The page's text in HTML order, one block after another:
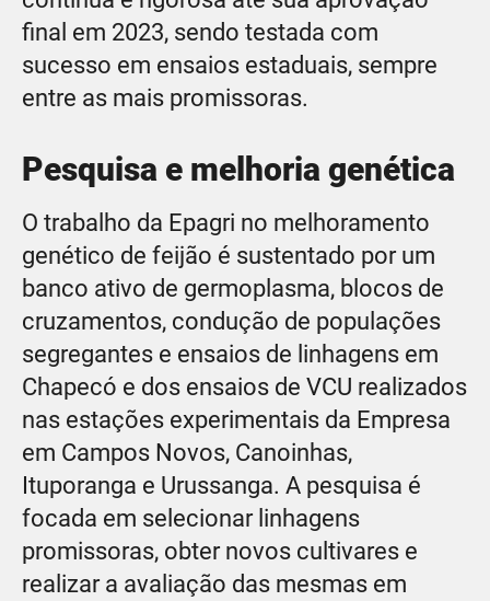
final em 2023, sendo testada com
sucesso em ensaios estaduais, sempre
entre as mais promissoras.
Pesquisa e melhoria genética
O trabalho da Epagri no melhoramento
genético de feijão é sustentado por um
banco ativo de germoplasma, blocos de
cruzamentos, condução de populações
segregantes e ensaios de linhagens em
Chapecó e dos ensaios de VCU realizados
nas estações experimentais da Empresa
em Campos Novos, Canoinhas,
Ituporanga e Urussanga. A pesquisa é
focada em selecionar linhagens
promissoras, obter novos cultivares e
realizar a avaliação das mesmas em